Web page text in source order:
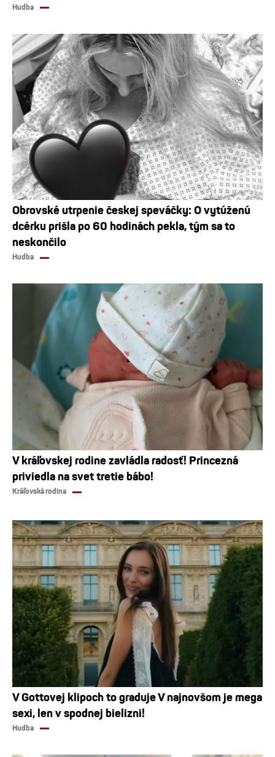
Hudba
Obrovské utrpenie českej speváčky: O vytúženú
dcérku prišla po 60 hodinách pekla, tým sa to
neskončilo
Hudba
V kráľovskej rodine zavládla radosť! Princezná
priviedla na svet tretie bábo!
Kráľovská rodina
V Gottovej klipoch to graduje V najnovšom je mega
sexi, len v spodnej bielizni!
Hudba